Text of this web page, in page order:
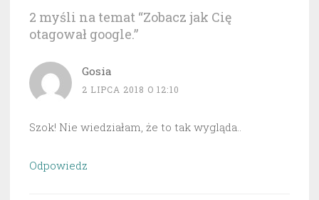
2 myśli na temat “Zobacz jak Cię
otagował google.”
Gosia
2 LIPCA 2018 O 12:10
Szok! Nie wiedziałam, że to tak wygląda..
Odpowiedz